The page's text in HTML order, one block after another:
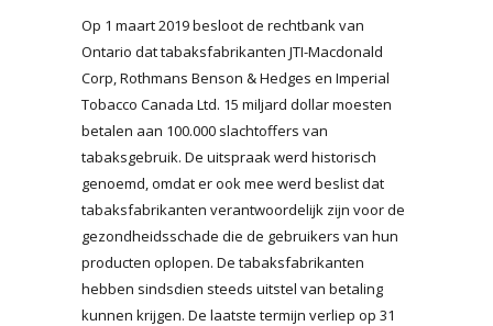
Op 1 maart 2019 besloot de rechtbank van
Ontario dat tabaksfabrikanten JTI-Macdonald
Corp, Rothmans Benson & Hedges en Imperial
Tobacco Canada Ltd. 15 miljard dollar moesten
betalen aan 100.000 slachtoffers van
tabaksgebruik. De uitspraak werd historisch
genoemd, omdat er ook mee werd beslist dat
tabaksfabrikanten verantwoordelijk zijn voor de
gezondheidsschade die de gebruikers van hun
producten oplopen. De tabaksfabrikanten
hebben sindsdien steeds uitstel van betaling
kunnen krijgen. De laatste termijn verliep op 31